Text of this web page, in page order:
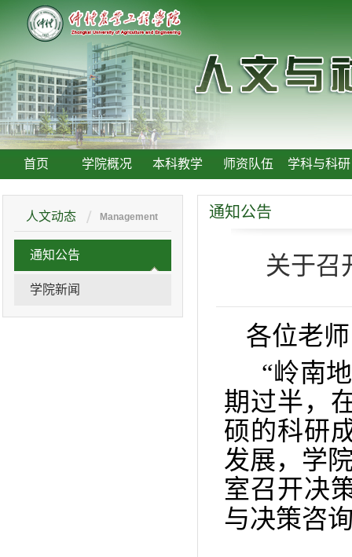
首页 学院概况 本科教学 师资队伍 学科与科研
人文动态 Management
通知公告
学院新闻
通知公告
关于召
各位老师
“岭南
期过半，
硕的科研
发展， 学
室召开决
与决策咨